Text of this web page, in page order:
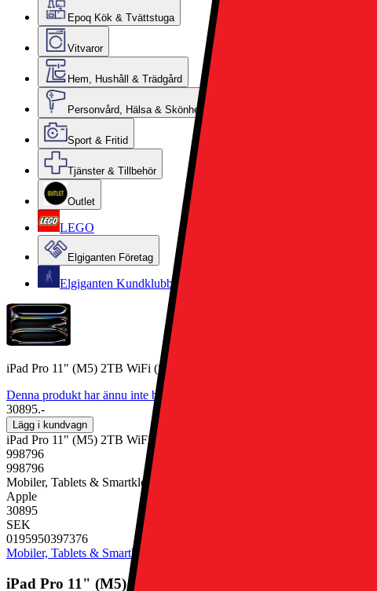
Epoq Kök & Tvättstuga
Vitvaror
Hem, Hushåll & Trädgård
Personvård, Hälsa & Skönhet
Sport & Fritid
Tjänster & Tillbehör
Outlet
LEGO
Elgiganten Företag
Elgiganten Kundklubb
iPad Pro 11" (M5) 2TB WiFi (Silver)
Denna produkt har ännu inte blivit bedömd.
30895.-
Lägg i kundvagn
iPad Pro 11" (M5) 2TB WiFi (Silver)
998796
998796
Mobiler, Tablets & Smartklockor, Surfplatta
Apple
30895
SEK
0195950397376
Mobiler, Tablets & Smartklockor
iPad Pro 11" (M5) 2TB WiFi (Silver)